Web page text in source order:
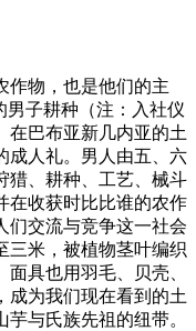
作物，也是他们的主
男子耕种（注：入社仪
在巴布亚新几内亚的土
成人礼。男人由五、六
猎、耕种、工艺、械斗
在收获时比比谁的农作
们交流与竞争这一社会
三米，被植物茎叶编织
具也用羽毛、贝壳、
成为我们现在看到的土
与氏族先祖的纽带。